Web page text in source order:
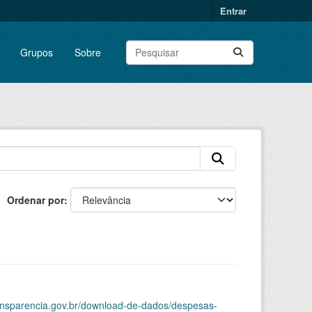
Entrar
Grupos Sobre
Ordenar por
download-de-dados/despesas-